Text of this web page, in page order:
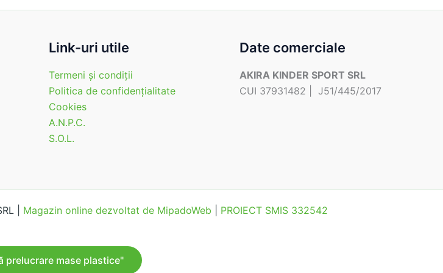
Link-uri utile
Termeni şi condiţii
Politica de confidenţialitate
Cookies
A.N.P.C.
S.O.L.
Date comerciale
AKIRA KINDER SPORT SRL
CUI 37931482 | J51/445/2017
| Magazin online dezvoltat de MipadoWeb PROIECT SMIS 332542
prelucrare mase plastice"